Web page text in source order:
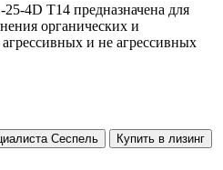
4D T14 предназначена для
органических и
и не агрессивных
Сеспель
Купить в лизинг